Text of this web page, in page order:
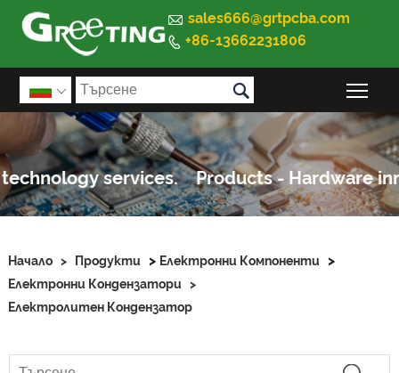
 sales666@grtpcba.com
 +86-13662231806
 
Начало > Продукти > Електронни Компоненти >
Електронни Кондензатори
>
Електролитен Кондензатор